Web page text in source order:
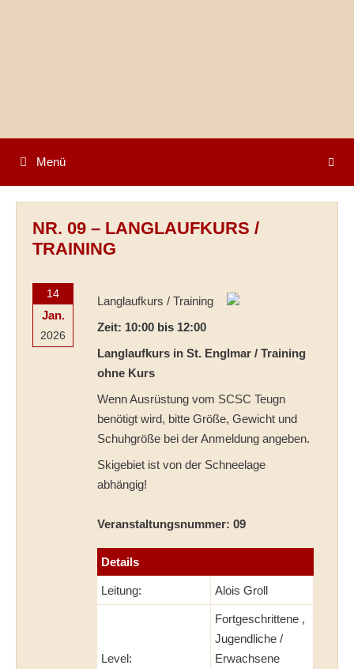
Menü
NR. 09 – LANGLAUFKURS /
TRAINING
14
Jan.
2026
Langlaufkurs / Training
Zeit: 10:00 bis 12:00
Langlaufkurs in St. Englmar / Training
ohne Kurs
Wenn Ausrüstung vom SCSC Teugn
benötigt wird, bitte Größe, Gewicht und
Schuhgröße bei der Anmeldung angeben.
Skigebiet ist von der Schneelage
abhängig!
Veranstaltungsnummer: 09
Details
Leitung: Alois Groll
Level:
Fortgeschrittene ,
Jugendliche /
Erwachsene